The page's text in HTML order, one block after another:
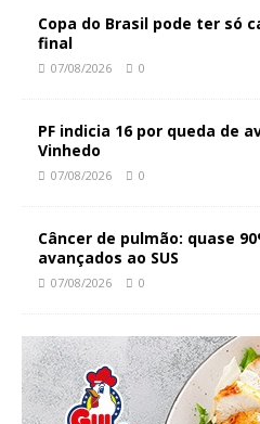
Copa do Brasil pode ter só
final
07/08/2026 0
PF indicia 16 por queda de
Vinhedo
07/08/2026 0
Câncer de pulmão: quase
avançados ao SUS
07/08/2026 0